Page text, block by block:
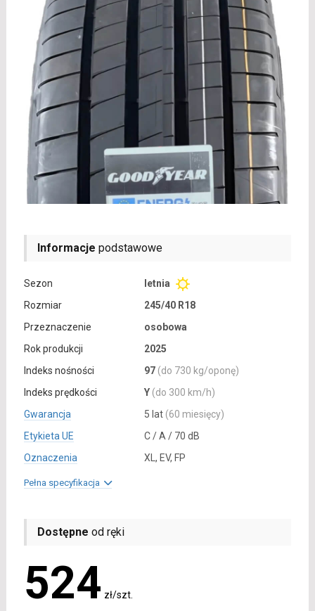
Informacje podstawowe
Sezon
letnia
Rozmiar
245/40 R18
Przeznaczenie
osobowa
Rok produkcji
2025
Indeks nośności
97 (do 730 kg/oponę)
Indeks prędkości
Y (do 300 km/h)
Gwarancja
5 lat (60 miesięcy)
Etykieta UE
C / A / 70 dB
Oznaczenia
XL, EV, FP
Pełna specyfikacja
Dostępne od ręki
524 zł/szt.